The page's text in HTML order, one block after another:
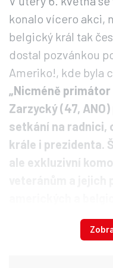
konalo vícero akci,
belgický král tak
dostal pozvánkou
Ameriko!, kde byla
„Nicméně
Zarzycký (47,
setkání na radnici,
krále i prezidenta.
ale exkluzivní
pozvání neobdržel,“
Klůc s tím, že